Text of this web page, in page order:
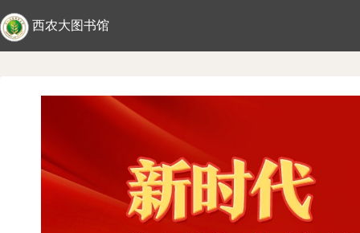
西农大图书馆